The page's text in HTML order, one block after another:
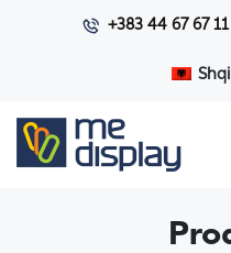
+383 44 67 67 11